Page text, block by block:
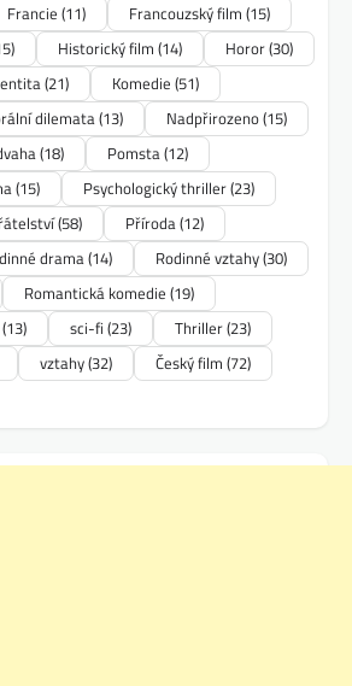
Francie (11) Francouzský film (15)
Historický film (14) Horor(30)
(21) Komedie (51)
dilemata(13) Nadpřirozeno(15)
(18) Pomsta(12)
(15) Psychologický thriller(23)
(58) Příroda(12)
drama(14) Rodinné vztahy(30)
Romantická komedie (19)
(13) sci-fi (23) Thriller(23)
vztahy(32) Český film (72)